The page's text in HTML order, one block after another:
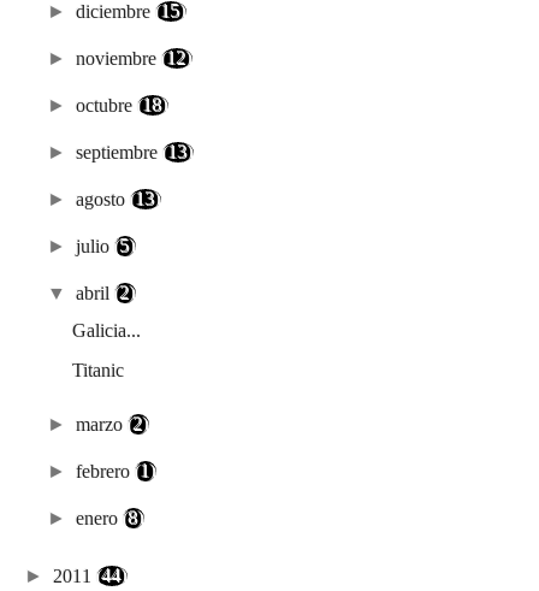
►diciembre (15)
►noviembre (12)
►octubre (18)
►septiembre (13)
►agosto (13)
►julio(5)
▼abril(2)
Galicia...
Titanic
►marzo(2)
►febrero(1)
►enero(8)
► 2011 (44)